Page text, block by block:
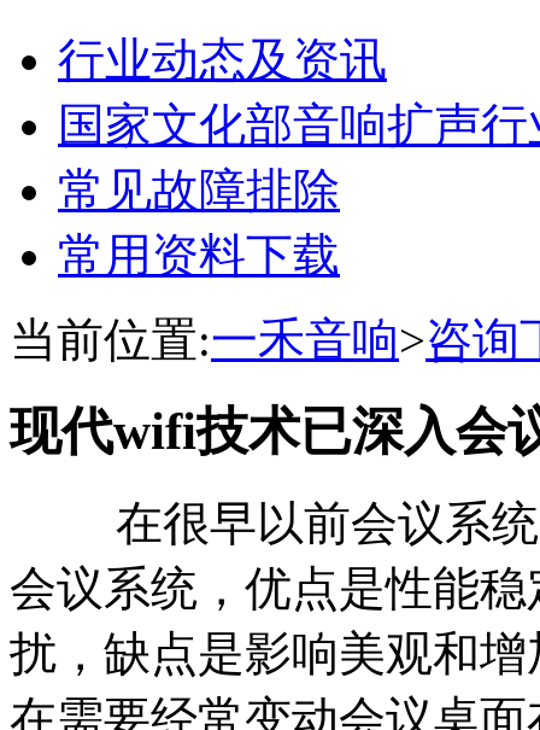
行业动态及资讯
国家文化部音响扩声
常见故障排除
常用资料下载
当前位置:一禾音响>咨询
现代wifi技术已深入会
在很早以前会议系统
会议系统，优点是性能
扰，缺点是影响美观和
在需要经常变动会议桌